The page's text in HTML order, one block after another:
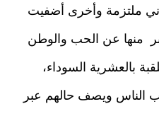
ملتزمة وأخرى أضفيت
منها عن الحب والوطن
بالعشرية السوداء،
الناس ويصف حالهم عبر